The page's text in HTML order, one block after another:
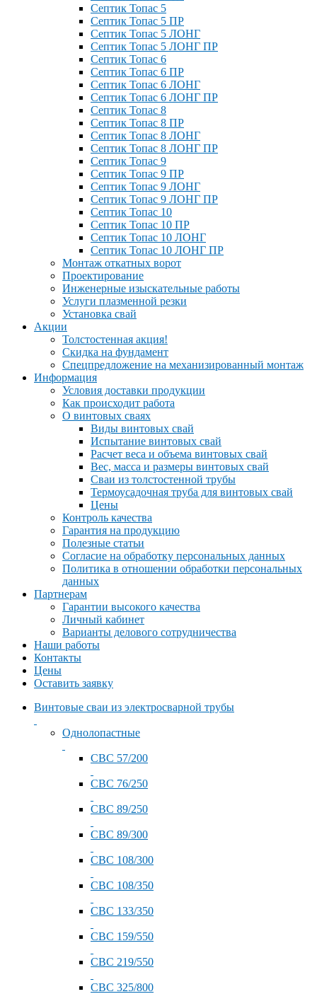
Септик Топас 5
Септик Топас 5 ПР
Септик Топас 5 ЛОНГ
Септик Топас 5 ЛОНГ ПР
Септик Топас 6
Септик Топас 6 ПР
Септик Топас 6 ЛОНГ
Септик Топас 6 ЛОНГ ПР
Септик Топас 8
Септик Топас 8 ПР
Септик Топас 8 ЛОНГ
Септик Топас 8 ЛОНГ ПР
Септик Топас 9
Септик Топас 9 ПР
Септик Топас 9 ЛОНГ
Септик Топас 9 ЛОНГ ПР
Септик Топас 10
Септик Топас 10 ПР
Септик Топас 10 ЛОНГ
Септик Топас 10 ЛОНГ ПР
Монтаж откатных ворот
Проектирование
Инженерные изыскательные работы
Услуги плазменной резки
Установка свай
Акции
Толстостенная акция!
Скидка на фундамент
Спецпредложение на механизированный монтаж
Информация
Условия доставки продукции
Как происходит работа
О винтовых сваях
Виды винтовых свай
Испытание винтовых свай
Расчет веса и объема винтовых свай
Вес, масса и размеры винтовых свай
Сваи из толстостенной трубы
Термоусадочная труба для винтовых свай
Цены
Контроль качества
Гарантия на продукцию
Полезные статьи
Согласие на обработку персональных данных
Политика в отношении обработки персональных
данных
Партнерам
Гарантии высокого качества
Личный кабинет
Варианты делового сотрудничества
Наши работы
Контакты
Цены
Оставить заявку
Винтовые сваи из электросварной трубы
Однолопастные
СВС 57/200
СВС 76/250
СВС 89/250
СВС 89/300
СВС 108/300
СВС 108/350
СВС 133/350
СВС 159/550
СВС 219/550
СВС 325/800